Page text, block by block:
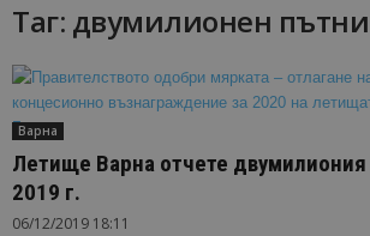
Таг: двумилионен
Варна
Летище Варна отчете двумилиония
2019 г.
06/12/2019 18:11